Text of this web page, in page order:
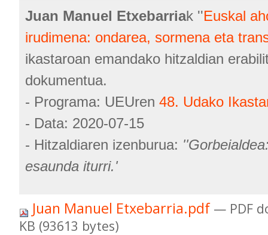
Juan Manuel Etxebarriak ''Euskal
irudimena: ondarea, sormena eta
ikastaroan emandako hitzaldian
dokumentua.
- Programa: UEUren 48. Udako
- Data: 2020-07-15
- Hitzaldiaren izenburua:
esaunda iturri.'
Juan Manuel Etxebarria.pdf — PDF
KB (93613 bytes)